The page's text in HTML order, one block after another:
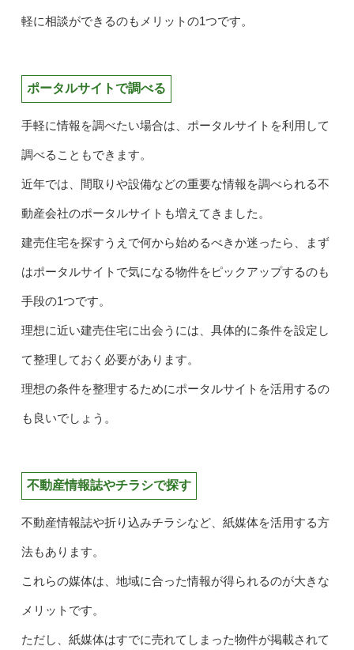
軽に相談ができるのもメリットの1つです。
ポータルサイトで調べる
手軽に情報を調べたい場合は、ポータルサイトを利用して
調べることもできます。
近年では、間取りや設備などの重要な情報を調べられる不
動産会社のポータルサイトも増えてきました。
建売住宅を探すうえで何から始めるべきか迷ったら、まず
はポータルサイトで気になる物件をピックアップするのも
手段の1つです。
理想に近い建売住宅に出会うには、具体的に条件を設定し
て整理しておく必要があります。
理想の条件を整理するためにポータルサイトを活用するの
も良いでしょう。
不動産情報誌やチラシで探す
不動産情報誌や折り込みチラシなど、紙媒体を活用する方
法もあります。
これらの媒体は、地域に合った情報が得られるのが大きな
メリットです。
ただし、紙媒体はすでに売れてしまった物件が掲載されて